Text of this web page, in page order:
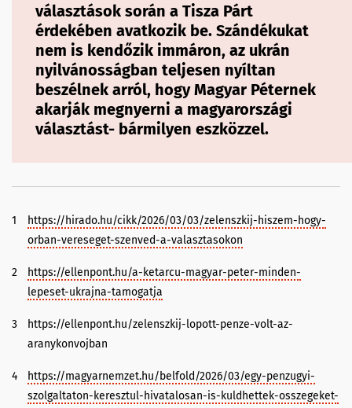
választások során a Tisza Párt
érdekében avatkozik be. Szándékukat
nem is kendőzik immáron, az ukrán
nyilvánosságban teljesen nyíltan
beszélnek arról, hogy Magyar Péternek
akarják megnyerni a magyarországi
választást- bármilyen eszközzel.
1
https://hirado.hu/cikk/2026/03/03/zelenszkij-hiszem-hogy-
orban-vereseget-szenved-a-valasztasokon
2
https://ellenpont.hu/a-ketarcu-magyar-peter-minden-
lepeset-ukrajna-tamogatja
3
https://ellenpont.hu/zelenszkij-lopott-penze-volt-az-
aranykonvojban
4
https://magyarnemzet.hu/belfold/2026/03/egy-penzugyi-
szolgaltaton-keresztul-hivatalosan-is-kuldhettek-osszegeket-